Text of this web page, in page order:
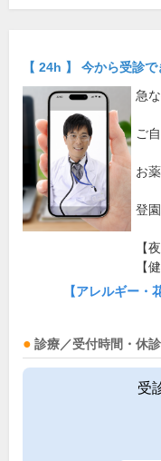
【 24h 】 今から受診で
急
ご
お
登
【
【
【アレルギー・
診療／受付時間・休診
受